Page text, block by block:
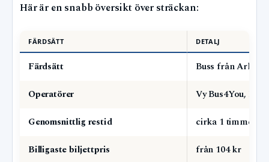
Här är en snabb översikt över sträckan:
FÄRDSÄTT DETALJ
Färdsätt
Buss från
Operatörer
Vy Bus4You,
Genomsnittlig restid
cirka 1 timme 42
Billigaste biljettpris
från 104 kr